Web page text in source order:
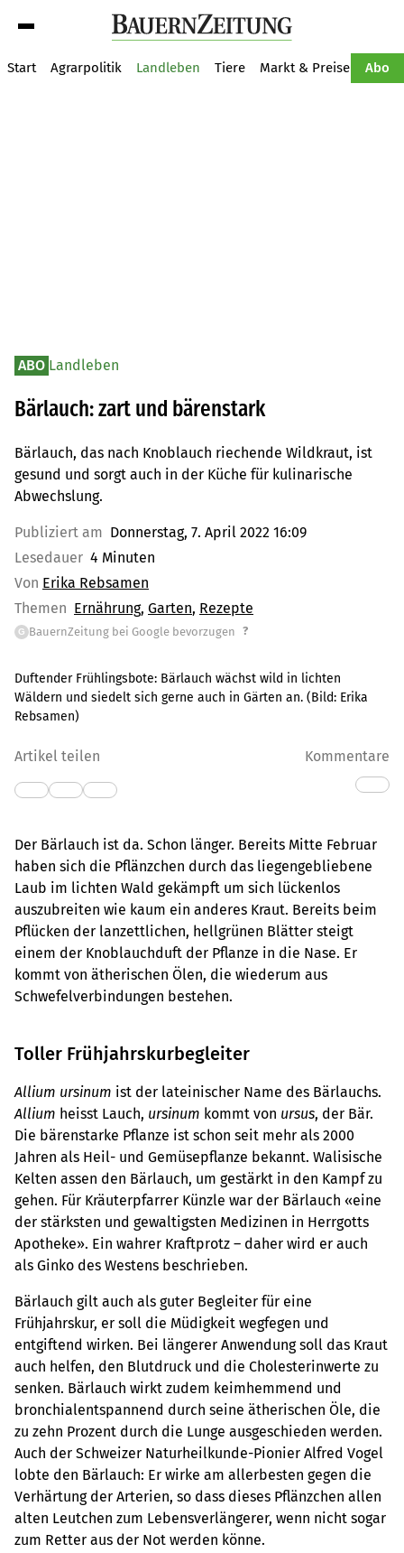
Start Agrarpolitik Landleben Tiere Markt & Preise Abo
ABO Landleben
Bärlauch: zart und bärenstark
Bärlauch, das nach Knoblauch riechende Wildkraut, ist
gesund und sorgt auch in der Küche für kulinarische
Abwechslung.
Publiziert am Donnerstag, 7. April 2022 16:09
Lesedauer 4 Minuten
Von Erika Rebsamen
Themen Ernährung Garten Rezepte
G BauernZeitung bei Google bevorzugen ?
Duftender Frühlingsbote: Bärlauch wächst wild in lichten
Wäldern und siedelt sich gerne auch in Gärten an. (Bild: Erika
Rebsamen)
Artikel teilen Kommentare
Der Bärlauch ist da. Schon länger. Bereits Mitte Februar
haben sich die Pflänzchen durch das liegengebliebene
Laub im lichten Wald gekämpft um sich lückenlos
auszubreiten wie kaum ein anderes Kraut. Bereits beim
Pflücken der lanzettlichen, hellgrünen Blätter steigt
einem der Knoblauchduft der Pflanze in die Nase. Er
kommt von ätherischen Ölen, die wiederum aus
Schwefelverbindungen bestehen.
Toller Frühjahrskurbegleiter
Allium ursinum ist der lateinischer Name des Bärlauchs.
Allium heisst Lauch, ursinum kommt von ursus, der Bär.
Die bärenstarke Pflanze ist schon seit mehr als 2000
Jahren als Heil- und Gemüsepflanze bekannt. Walisische
Kelten assen den Bärlauch, um gestärkt in den Kampf zu
gehen. Für Kräuterpfarrer Künzle war der Bärlauch «eine
der stärksten und gewaltigsten Medizinen in Herrgotts
Apotheke». Ein wahrer Kraftprotz – daher wird er auch
als Ginko des Westens beschrieben.
Bärlauch gilt auch als guter Begleiter für eine
Frühjahrskur, er soll die Müdigkeit wegfegen und
entgiftend wirken. Bei längerer Anwendung soll das Kraut
auch helfen, den Blutdruck und die Cholesterinwerte zu
senken. Bärlauch wirkt zudem keimhemmend und
bronchialentspannend durch seine ätherischen Öle, die
zu zehn Prozent durch die Lunge ausgeschieden werden.
Auch der Schweizer Naturheilkunde-Pionier Alfred Vogel
lobte den Bärlauch: Er wirke am allerbesten gegen die
Verhärtung der Arterien, so dass dieses Pflänzchen allen
alten Leutchen zum Lebensverlängerer, wenn nicht sogar
zum Retter aus der Not werden könne.